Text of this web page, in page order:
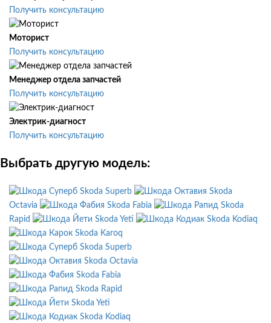
Получить консультацию
Моторист
Получить консультацию
Менеджер отдела запчастей
Получить консультацию
Электрик-диагност
Получить консультацию
Выбрать другую модель:
Skoda Superb
Skoda
Octavia
Skoda Fabia
Skoda
Rapid
Skoda Yeti
Skoda Kodiaq
Skoda Karoq
Skoda Superb
Skoda Octavia
Skoda Fabia
Skoda Rapid
Skoda Yeti
Skoda Kodiaq